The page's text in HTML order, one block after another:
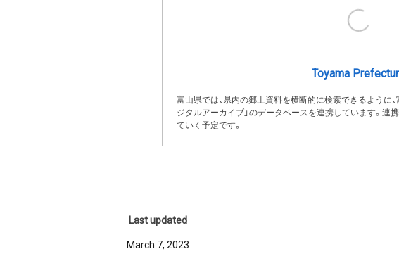
Toyama
富山県では、県内の郷土資料を横断的に検索できるように
ジタルアーカイブ」のデータベースを連携しています。連
ていく予定です。
Last updated
March 7, 2023